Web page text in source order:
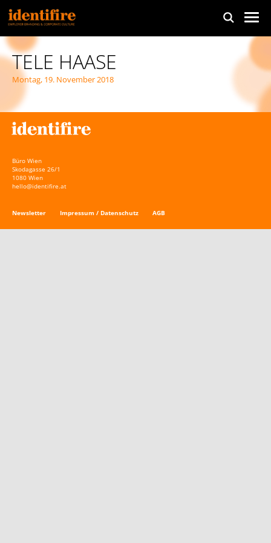
TELE HAASE
Montag, 19. November 2018
Büro Wien
Skodagasse 26/1
1080 Wien
hello@identifire.at
Newsletter Impressum / Datenschutz AGB